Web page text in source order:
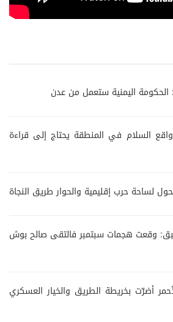
الحكومة اليمنية ستعمل من عدن
واقع السلام في المنطقة يحتاج إلى قراءة
لساحة حرب إقليمية والحوار طريق النجاة
وقعت هجمات سبتمبر فالتقى صالح بوش
أضرّت بخريطة الطريق والخيار العسكري